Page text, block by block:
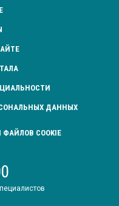
ДАННЫХ
COOKIE